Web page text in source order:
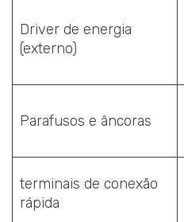
Driver de energia
(externo)
Parafusos e âncoras
terminais de conexão
rápida